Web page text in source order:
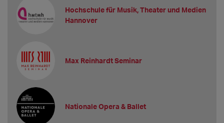
Hochschule für Musik, Theater und Medien
Hannover
Max Reinhardt Seminar
Nationale Opera & Ballet